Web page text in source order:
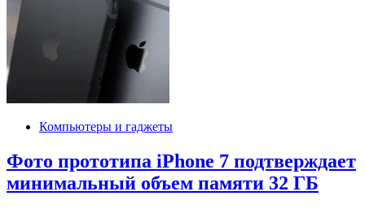
Компьютеры и гаджеты
Фото прототипа iPhone 7 подтверждает
минимальный объем памяти 32 ГБ